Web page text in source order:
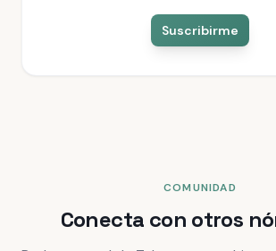
Suscribirme
COMUNIDAD
Conecta con otros